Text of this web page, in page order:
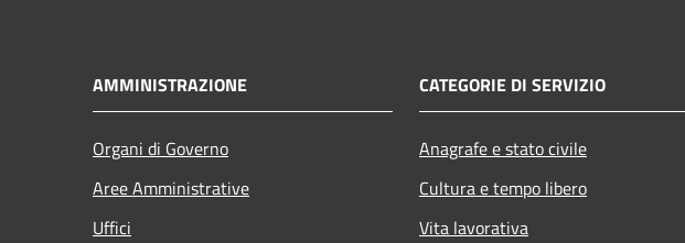
AMMINISTRAZIONE
Organi di Governo
Aree Amministrative
Uffici
CATEGORIE DI SERVIZIO
Anagrafe e stato civile
Cultura e tempo libero
Vita lavorativa